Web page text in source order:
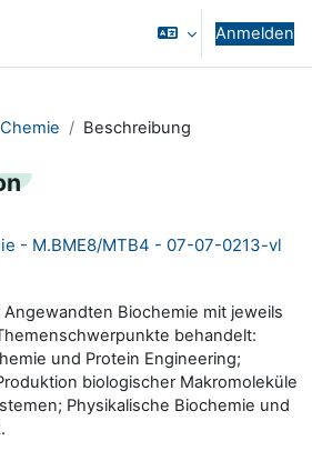
Anmelden
Beschreibung
- M.BME8/MTB4 - 07-07-0213-vl
Biochemie mit jeweils
behandelt:
und Protein Engineering;
biologischer Makromoleküle
Physikalische Biochemie und